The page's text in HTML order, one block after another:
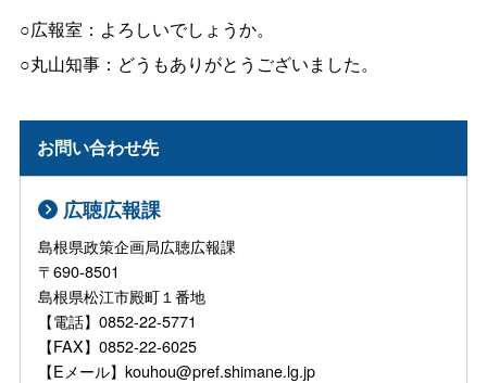
○広報室：よろしいでしょうか。
○丸山知事：どうもありがとうございました。
お問い合わせ先
広聴広報課
島根県政策企画局広聴広報課
〒690-8501
島根県松江市殿町１番地
【電話】0852-22-5771
【FAX】0852-22-6025
【Eメール】kouhou@pref.shimane.lg.jp